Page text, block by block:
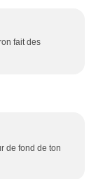
fait des
de fond de ton